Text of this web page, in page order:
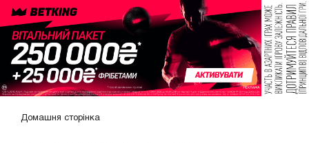
Домашня сторінка